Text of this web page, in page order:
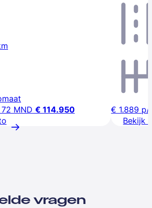
72 MND € 114.950
€ 1.889 p/
Bekijk
vragen